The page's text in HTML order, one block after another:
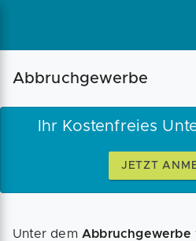
Magazin
Abbruchgewerbe
Ihr Kostenfreies
JETZT
Unter dem Abbruchgewerbe